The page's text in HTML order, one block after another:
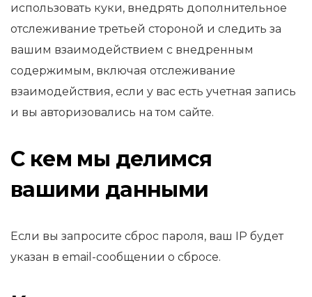
использовать куки, внедрять дополнительное
отслеживание третьей стороной и следить за
вашим взаимодействием с внедренным
содержимым, включая отслеживание
взаимодействия, если у вас есть учетная запись
и вы авторизовались на том сайте.
С кем мы делимся
вашими данными
Если вы запросите сброс пароля, ваш IP будет
указан в email-сообщении о сбросе.